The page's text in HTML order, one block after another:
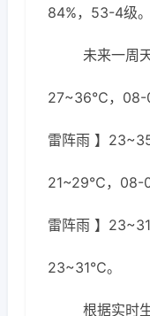
84%，53-4级。
未来一周
27~36℃，08-
雷阵雨 】
21~29℃，08-
雷阵雨 】
23~31℃。
根据实时